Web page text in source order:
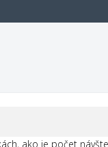
ako je počet